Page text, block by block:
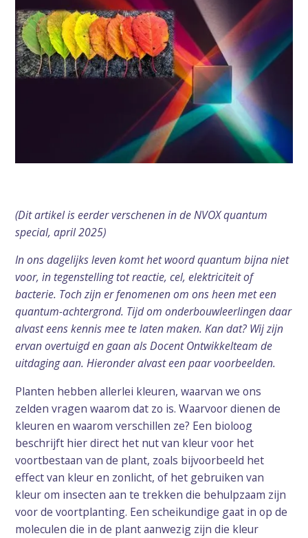
(Dit artikel is eerder verschenen in de NVOX quantum
special, april 2025)
In ons dagelijks leven komt het woord quantum bijna niet
voor, in tegenstelling tot reactie, cel, elektriciteit of
bacterie. Toch zijn er fenomenen om ons heen met een
quantum-achtergrond. Tijd om onderbouwleerlingen daar
alvast eens kennis mee te laten maken. Kan dat? Wij zijn
ervan overtuigd en gaan als Docent Ontwikkelteam de
uitdaging aan. Hieronder alvast een paar voorbeelden.
Planten hebben allerlei kleuren, waarvan we ons
zelden vragen waarom dat zo is. Waarvoor dienen de
kleuren en waarom verschillen ze? Een bioloog
beschrijft hier direct het nut van kleur voor het
voortbestaan van de plant, zoals bijvoorbeeld het
effect van kleur en zonlicht, of het gebruiken van
kleur om insecten aan te trekken die behulpzaam zijn
voor de voortplanting. Een scheikundige gaat in op de
moleculen die in de plant aanwezig zijn die kleur